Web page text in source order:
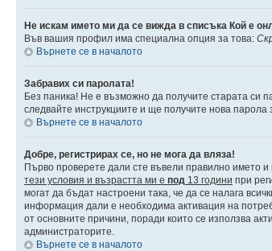
Не искам името ми да се вижда в списъка Кой е
Във вашия профил има специална опция за това:
Върнете се в началото
Забравих си паролата!
Без паника! Не е възможно да получите старата си
следвайте инструкциите и ще получите нова парола
Върнете се в началото
Добре, регистрирах се, но не мога да вляза!
Първо проверете дали сте въвели правилно името
тези условия и възрастта ми е под 13 години при
могат да бъдат настроени така, че да се налага
информация дали е необходима активация на
от основните причини, поради които се използва
администраторите.
Върнете се в началото